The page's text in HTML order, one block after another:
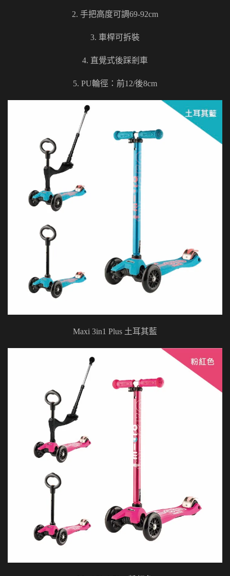
2. 手把高度可調69-92cm
3. 車桿可拆裝
4. 直覺式後踩剎車
5. PU輪徑：前12/後8cm
Maxi 3in1 Plus 土耳其藍